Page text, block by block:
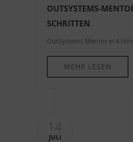
OUTSYSTEMS-
SCHRITTEN
OutSystems Mentor in 4
MEHR LESEN
14
JULI